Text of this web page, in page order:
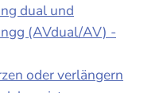
dual und
(AVdual/AV) -
oder verlängern